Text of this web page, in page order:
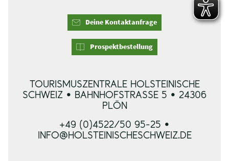
Deine Kontaktanfrage
Prospektbestellung
TOURISMUSZENTRALE HOLSTEINISCHE
SCHWEIZ • BAHNHOFSTRASSE 5 • 24306 P
LÖN
+49 (0)4522/50 95-25 •
INFO@HOLSTEINISCHESCHWEIZ.DE